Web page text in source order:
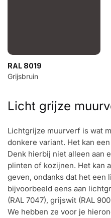
RAL 8019
Grijsbruin
Licht grijze
Lichtgrijze muurverf is wat
donkere variant. Het kan
Denk hierbij niet alleen aan
plinten of kozijnen. Het kan
geven, ondanks dat het een
bijvoorbeeld eens aan
(RAL 7047), grijswit (RAL
We hebben ze voor je